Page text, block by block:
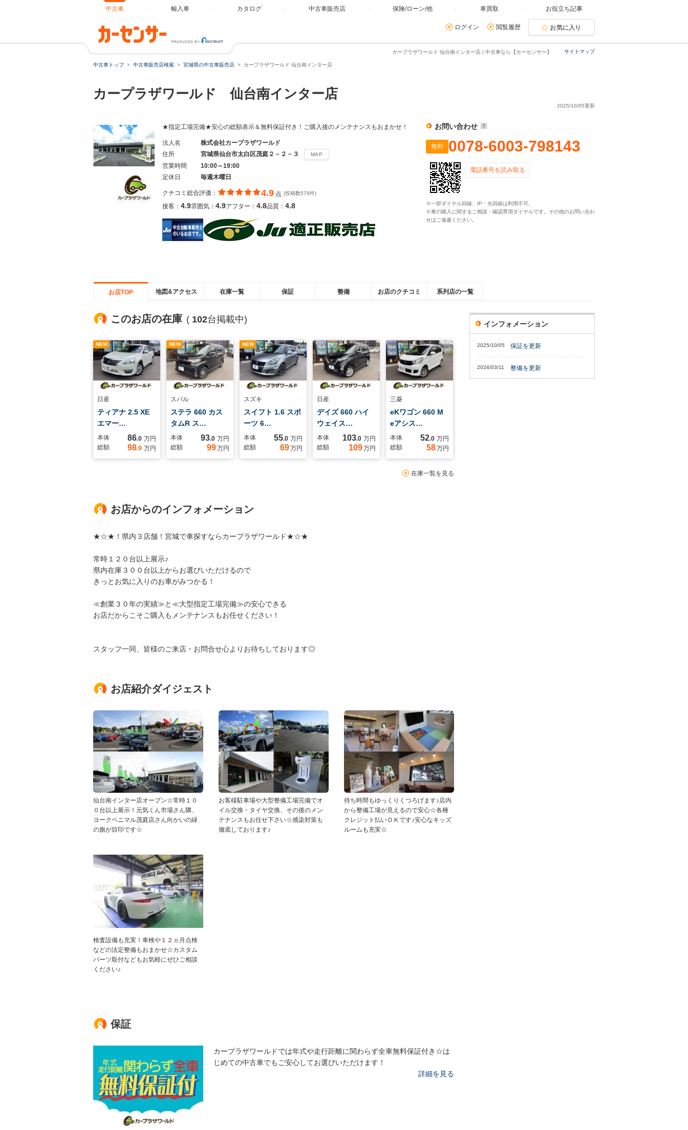
中古車 輸入車 カタログ 中古車販売店 保険/ローン/他 車買取 お役立ち記事
ログイン 閲覧履歴 お気に入り
サイトマップ
カープラザワールド 仙台南インター店 | 中古車なら【カーセンサー】
中古車トップ 中古車販売店検索 宮城県の中古車販売店 カープラザワールド 仙台南インター店
カープラザワールド 仙台南インター店
2025/10/05更新
★指定工場完備★安心の総額表示＆無料保証付き！ご購入後のメンテナンスもおまかせ！
法人名
株式会社カープラザワールド
住所
宮城県仙台市太白区茂庭２－２－３ MAP
営業時間
10:00～19:00
定休日
毎週木曜日
クチコミ総合評価： 4.9 点 (投稿数579件)
接客： 4.9雰囲気： 4.9アフター： 4.8品質： 4.8
お問い合わせ
無料 0078-6003-798143
電話番号を読み取る
※一部ダイヤル回線、IP・光回線は利用不可。
※車の購入に関するご相談・確認専用ダイヤルです。その他のお問い合わ
せはご遠慮ください。
お店TOP 地図&アクセス 在庫一覧 保証 整備 お店のクチコミ 系列店の一覧
このお店の在庫 ( 102台掲載中)
NEW
日産
ティアナ 2.5 XE
エマー…
本体 86.0 万円
総額
98.9 万円
NEW
スバル
ステラ 660 カス
タムR ス…
本体 93.0 万円
総額
99万円
NEW
スズキ
スイフト 1.6 スポ
ーツ 6…
本体 55.0 万円
総額
69万円
日産
デイズ 660 ハイ
ウェイス…
本体 103.0 万円
総額
109万円
三菱
eKワゴン 660 M
eアシス…
本体 52.0 万円
総額
58万円
在庫一覧を見る
お店からのインフォメーション
★☆★！県内３店舗！宮城で車探すならカープラザワールド★☆★
常時１２０台以上展示♪
県内在庫３００台以上からお選びいただけるので
きっとお気に入りのお車がみつかる！
≪創業３０年の実績≫と≪大型指定工場完備≫の安心できる
お店だからこそご購入もメンテナンスもお任せください！
スタッフ一同、皆様のご来店・お問合せ心よりお待ちしております◎
お店紹介ダイジェスト
仙台南インター店オープン☆常時１０
０台以上展示！元気くん市場さん隣、
ヨークベニマル茂庭店さん向かいの緑
の旗が目印です☆
お客様駐車場や大型整備工場完備でオ
イル交換・タイヤ交換、その後のメン
テナンスもお任せ下さい☆感染対策も
徹底しております♪
待ち時間もゆっくりくつろげます♪店内
から整備工場が見えるので安心☆各種
クレジット払いＯＫです♪安心なキッズ
ルームも充実☆
検査設備も充実！車検や１２ヵ月点検
などの法定整備もおまかせ☆カスタム
パーツ取付などもお気軽にぜひご相談
ください♪
保証
カープラザワールドでは年式や走行距離に関わらず全車無料保証付き☆は
じめての中古車でもご安心してお選びいただけます！
詳細を見る
インフォメーション
2025/10/05 保証を更新
2024/03/11 整備を更新